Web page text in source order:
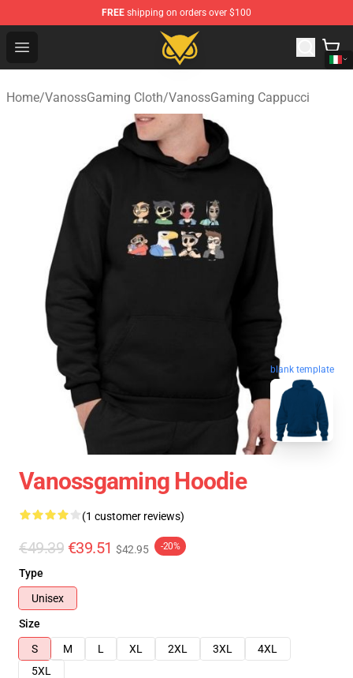
FREE shipping on orders over $100
Open menu
Vanossgaming Store - Official Vanossgaming
Home/VanossGaming Cloth/VanossGaming Cappucci
blank template
Vanossgaming Hoodie
(1 customer reviews)
€49.39 €39.51 $42.95 -20%
Type
Unisex
Size
S
M L XL 2XL 3XL
4XL
5XL